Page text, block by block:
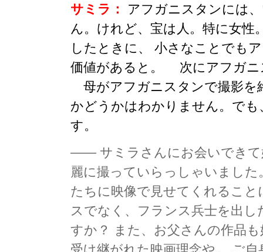
サミラ：
アフガニスタンには
ん。けれど、宝は人。特に女性
したときに、 小さなことでも
価値があると。 次にアフガニ
母がアフガニスタンで撮影を
かどうかはわかりません。で
す。
—— サミラさんにお会いできて
麗に撮っていらっしゃいまし
たちに映像で見せてくれるこ
スでなく、フランス兵士を出
すか？ また、お父さんの作品